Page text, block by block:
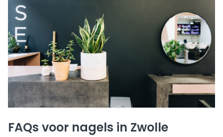
FAQs voor nagels in Zwolle